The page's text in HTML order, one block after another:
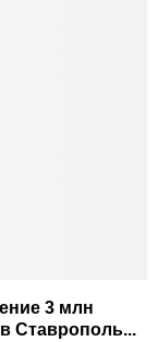
3 млн
Ставрополь...